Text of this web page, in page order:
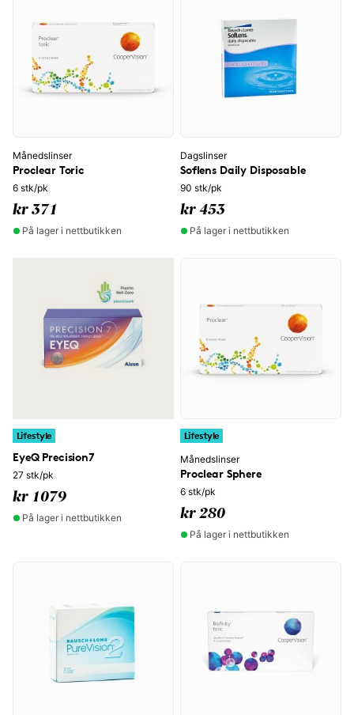
Månedslinser
Proclear Toric
6 stk/pk
kr 371
På lager i nettbutikken
Dagslinser
Soflens Daily Disposable
90 stk/pk
kr 453
På lager i nettbutikken
Lifestyle
EyeQ Precision7
27 stk/pk
kr 1079
På lager i nettbutikken
Lifestyle
Månedslinser
Proclear Sphere
6 stk/pk
kr 280
På lager i nettbutikken